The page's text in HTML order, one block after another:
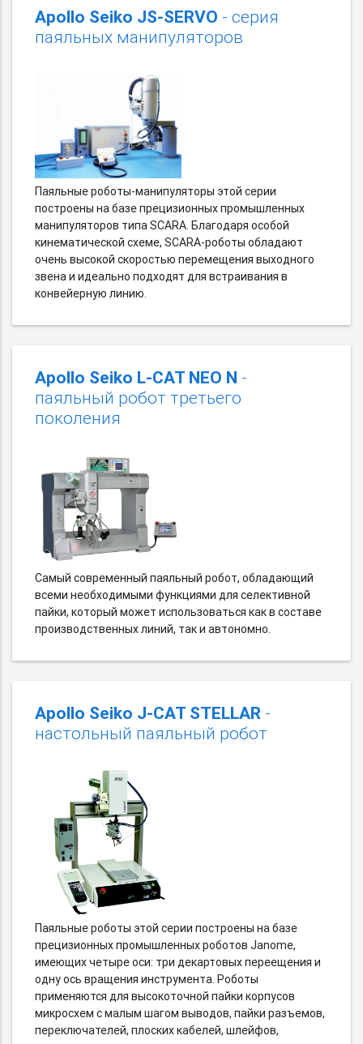
Apollo Seiko JS-SERVO - серия
паяльных манипуляторов
Паяльные роботы-манипуляторы этой серии
построены на базе прецизионных промышленных
манипуляторов типа SCARA. Благодаря особой
кинематической схеме, SCARA-роботы обладают
очень высокой скоростью перемещения выходного
звена и идеально подходят для встраивания в
конвейерную линию.
Apollo Seiko L-CAT NEO N -
паяльный робот третьего
поколения
Самый современный паяльный робот, обладающий
всеми необходимыми функциями для селективной
пайки, который может использоваться как в составе
производственных линий, так и автономно.
Apollo Seiko J-CAT STELLAR -
настольный паяльный робот
Паяльные роботы этой серии построены на базе
прецизионных промышленных роботов Janome,
имеющих четыре оси: три декартовых переещения и
одну ось вращения инструмента. Роботы
применяются для высокоточной пайки корпусов
микросхем с малым шагом выводов, пайки разъемов,
переключателей, плоских кабелей, шлейфов,